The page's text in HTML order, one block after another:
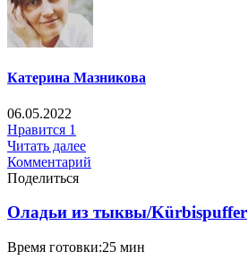
Катерина Мазникова
06.05.2022
Нравится 1
Читать далее
Комментарий
Поделиться
Оладьи из тыквы/Kürbispuffer
Время готовки:25 мин